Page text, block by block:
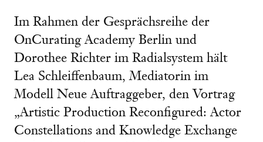
Im Rahmen der Gesprächsreihe der
OnCurating Academy Berlin und
Dorothee Richter im Radialsystem hält
Lea Schleiffenbaum, Mediatorin im
Modell Neue Auftraggeber, den Vortrag
„Artistic Production Reconfigured: Actor
Constellations and Knowledge Exchange